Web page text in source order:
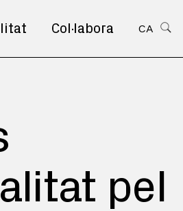
Col·labora CA
pel